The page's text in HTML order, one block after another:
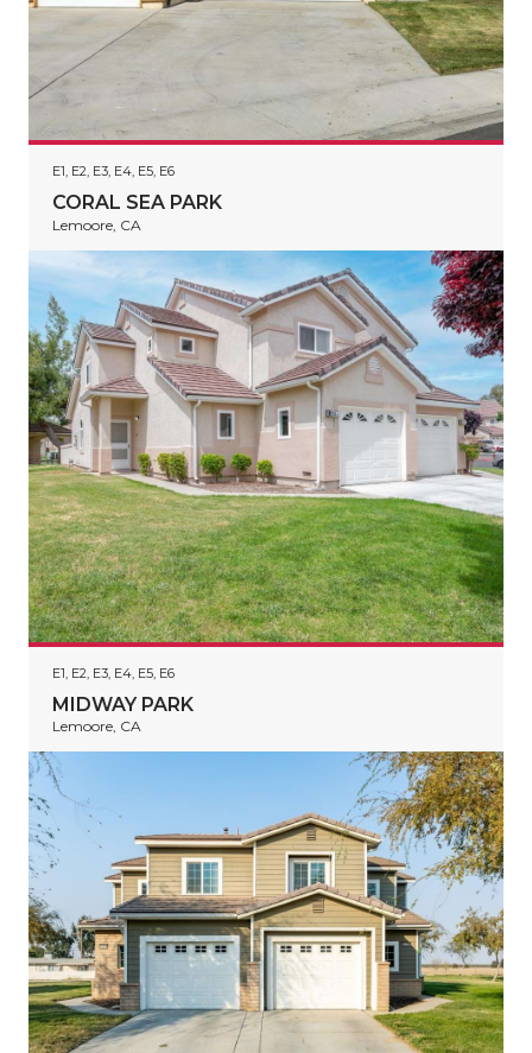
E1, E2, E3, E4, E5, E6
CORAL SEA PARK
Lemoore, CA
E1, E2, E3, E4, E5, E6
MIDWAY PARK
Lemoore, CA